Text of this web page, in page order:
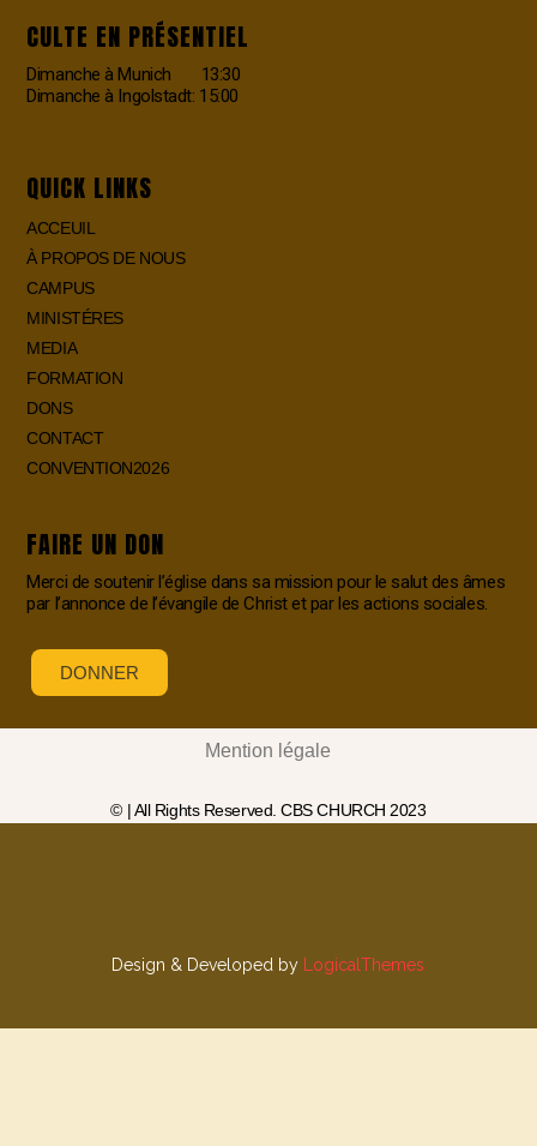
CULTE EN PRÉSENTIEL
Dimanche à Munich 13:30
Dimanche à Ingolstadt: 15:00
QUICK LINKS
ACCEUIL
À PROPOS DE NOUS
CAMPUS
MINISTÉRES
MEDIA
FORMATION
DONS
CONTACT
CONVENTION2026
FAIRE UN DON
Merci de soutenir l’église dans sa mission pour le salut des âmes
par l’annonce de l’évangile de Christ et par les actions sociales.
DONNER
Mention légale
© | All Rights Reserved. CBS CHURCH 2023
Design & Developed by LogicalThemes